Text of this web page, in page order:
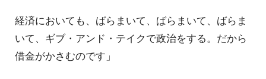
経済においても、ばらまいて、ばらまいて、ばらま
いて、ギブ・アンド・テイクで政治をする。だから
借金がかさむのです」